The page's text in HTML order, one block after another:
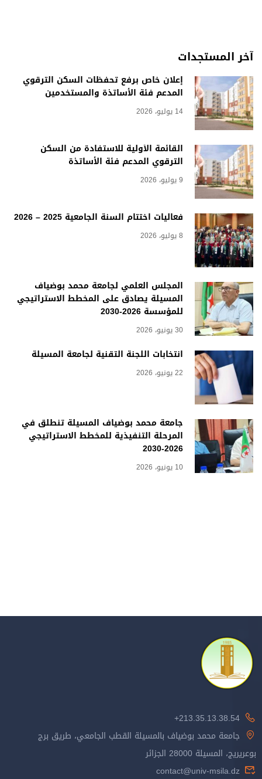
آخر المستجدات
إعلان خاص برفع تحفظات السكن الترقوي
المدعم فئة الأساتذة والمستخدمين
14 يوليو، 2026
القائمة الأولية للاستفادة من السكن
الترقوي المدعم فئة الأساتذة
9 يوليو، 2026
فعاليات اختتام السنة الجامعية 2025 – 2026
8 يوليو، 2026
المجلس العلمي لجامعة محمد بوضياف
المسيلة يصادق على المخطط الاستراتيجي
للمؤسسة 2026-2030
30 يونيو، 2026
انتخابات اللجنة التقنية لجامعة المسيلة
22 يونيو، 2026
جامعة محمد بوضياف المسيلة تنطلق في
المرحلة التنفيذية للمخطط الاستراتيجي
2026-2030
10 يونيو، 2026
213.35.13.38.54+
جامعة محمد بوضياف بالمسيلة القطب الجامعي، طريق برج
بوعريريج، المسيلة 28000 الجزائر
contact@univ-msila.dz